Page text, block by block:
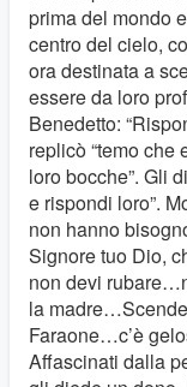
prima del mondo
centro del cielo,
ora destinata a
essere da loro
Benedetto:
replicò “temo che
loro bocche”. Gli
e rispondi loro”.
non hanno
Signore tuo Dio,
non devi
la
Faraone…c’è
Affascinati dalla